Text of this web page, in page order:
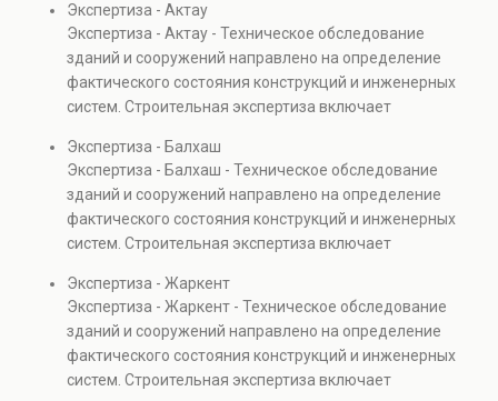
элементов и оценку эксплуатационной безопасности.
Услуга востребована при покупке недвижимости,
капитальном ремонте и реконструкции объектов, а
также при судебных разбирательствах и технических
проверках.
Экспертиза - Актау
Экспертиза - Актау - Техническое обследование
зданий и сооружений направлено на определение
фактического состояния конструкций и инженерных
систем. Строительная экспертиза включает
элементов и оценку эксплуатационной безопасности.
Услуга востребована при покупке недвижимости,
капитальном ремонте и реконструкции объектов, а
также при судебных разбирательствах и технических
проверках.
Экспертиза - Балхаш
Экспертиза - Балхаш - Техническое обследование
зданий и сооружений направлено на определение
фактического состояния конструкций и инженерных
систем. Строительная экспертиза включает
элементов и оценку эксплуатационной безопасности.
Услуга востребована при покупке недвижимости,
капитальном ремонте и реконструкции объектов, а
также при судебных разбирательствах и технических
проверках.
Экспертиза - Жаркент
Экспертиза - Жаркент - Техническое обследование
зданий и сооружений направлено на определение
фактического состояния конструкций и инженерных
систем. Строительная экспертиза включает